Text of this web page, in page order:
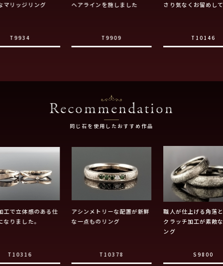
マリッジリング
T9934
ヘアラインを施しました
T9909
さり気なくお留めして
T10146
Recommendation
同じ石を使用したおすすめ作品
工で立体感のある仕
なりました。
T10316
アシンメトリーな配置が新鮮
な一点ものリング
T10378
職人が仕上げる角落
クラッチ加工が素敵
ング
S9800